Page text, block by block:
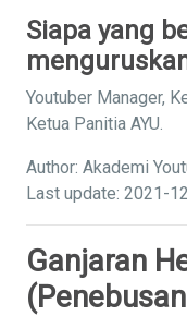
Siapa yang
Youtuber Manager,
Ketua Panitia AYU.
Author: Akademi
Last update: 2021-
Ganjaran